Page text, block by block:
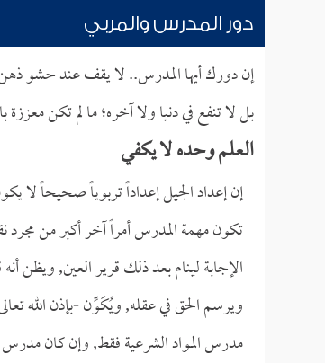
دور المدرس والمربي
إن دورك أيها المدرس.. لا يقف عند حشو ذهن
بل لا تنفع في دنيا ولا آخره؛ ما لم تكن
العلم وحده لا يكفي
إن إعداد الجيل إعداداً تربوياً صحيحاً لا
تكون مهمة المدرس أمراً آخر أكبر من مجرد
الإجابة لينام بعد ذلك قرير العين,
ويرسم الحق في عقله, ويُكَوِّن -بإذن الله
مدرس المواد الشرعية فقط, وإن كان مدرس